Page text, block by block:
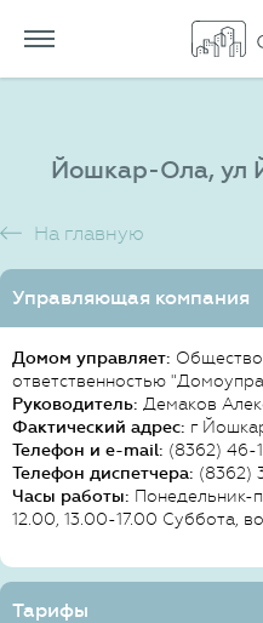
Йошкар-Ола, ул
На главную
Управляющая компания
Домом управляет:
ответственностью
Руководитель: Демаков
Фактический адрес: г
Телефон и e-mail: (8362) 46-
Телефон диспетчера: (8362)
Часы работы: Понедельник-
12.00, 13.00-17.00 Суббота,
Тарифы